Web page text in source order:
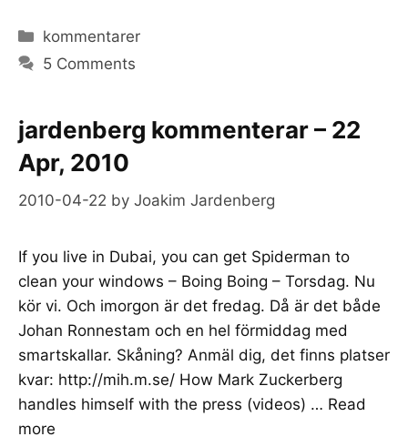
Categories
kommentarer
5 Comments
jardenberg kommenterar – 22
Apr, 2010
2010-04-22 by Joakim Jardenberg
If you live in Dubai, you can get Spiderman to
clean your windows – Boing Boing – Torsdag. Nu
kör vi. Och imorgon är det fredag. Då är det både
Johan Ronnestam och en hel förmiddag med
smartskallar. Skåning? Anmäl dig, det finns platser
kvar: http://mih.m.se/ How Mark Zuckerberg
handles himself with the press (videos) … Read
more